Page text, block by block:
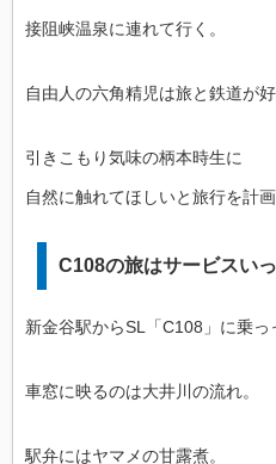
接阻峡温泉に連れて行く。
自由人の六角精児は旅と鉄道が好
引きこもり気味の柄本時生に
自然に触れてほしいと旅行を計画
C108の旅はサービスいっ
新金谷駅からSL「C108」に乗っ
車窓に映るのは大井川の流れ。
駅弁にはヤマメの甘露煮。